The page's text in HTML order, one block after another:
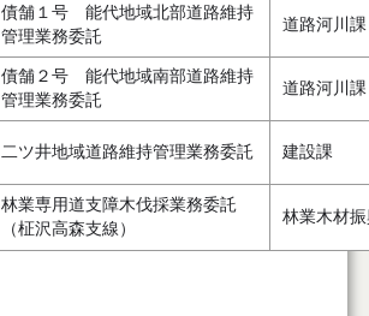
債舗１号 能代地域北部道路維持
管理業務委託
道路河川課
債舗２号 能代地域南部道路維持
管理業務委託
道路河川課
二ツ井地域道路維持管理業務委託 建設課
林業専用道支障木伐採業務委託
（柾沢高森支線）
林業木材